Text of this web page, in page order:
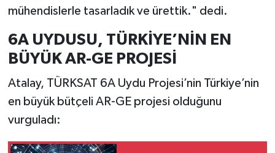
mühendislerle tasarladık ve ürettik." dedi.
6A UYDUSU, TÜRKİYE’NİN EN
BÜYÜK AR-GE PROJESİ
Atalay, TÜRKSAT 6A Uydu Projesi’nin Türkiye’nin
en büyük bütçeli AR-GE projesi olduğunu
vurguladı:
Rüya Tabirleri
Sağlık
Şaphane
Simav